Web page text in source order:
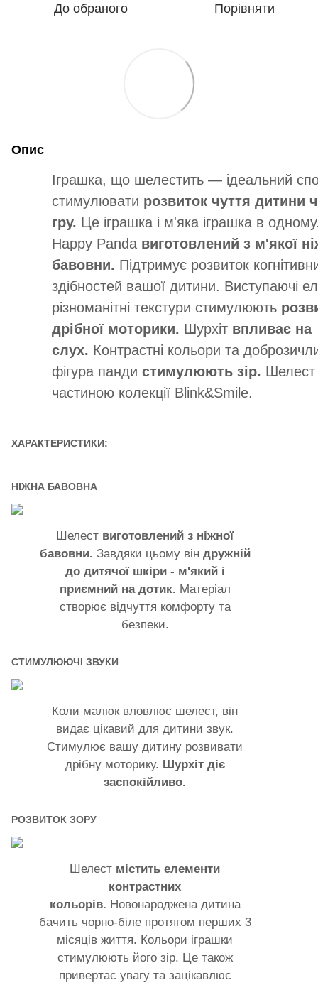
До обраного Порівняти
Опис
Іграшка, що шелестить — ідеальний
стимулювати розвиток чуття дитини
гру. Це іграшка і м'яка іграшка в
Happy Panda виготовлений з м'якої
бавовни. Підтримує розвиток
здібностей вашої дитини. Виступаючі
різноманітні текстури стимулюють
дрібної моторики. Шурхіт впливає на
слух. Контрастні кольори та
фігура панди стимулюють зір. Шелест
частиною колекції Blink&Smile.
ХАРАКТЕРИСТИКИ:
НІЖНА БАВОВНА
Шелест виготовлений з ніжної
бавовни. Завдяки цьому він дружній
до дитячої шкіри - м'який і
приємний на дотик. Матеріал
створює відчуття комфорту та
безпеки.
СТИМУЛЮЮЧІ ЗВУКИ
Коли малюк вловлює шелест, він
видає цікавий для дитини звук.
Стимулює вашу дитину розвивати
дрібну моторику. Шурхіт діє
заспокійливо.
РОЗВИТОК ЗОРУ
Шелест містить елементи
контрастних
кольорів. Новонароджена дитина
бачить чорно-біле протягом перших 3
місяців життя. Кольори іграшки
стимулюють його зір. Це також
привертає увагу та зацікавлює